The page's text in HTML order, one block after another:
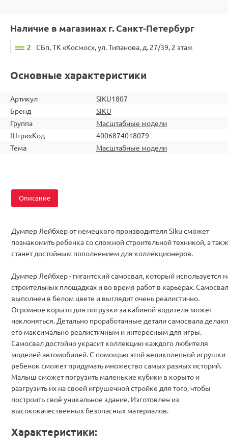
Наличие в магазинах г. Санкт-Петербург
2 СБп, ТК «Космос», ул. Типанова, д. 27/39, 2 этаж
Основные характеристики
Артикул
SIKU1807
Бренд
SIKU
Группа
Масштабные модели
ШтрихКод
4006874018079
Тема
Масштабные модели
Описание
Думпер Лейбхер от немецкого производителя Siku сможет
познакомить ребенка со сложной строительной техникой, а
станет достойным пополнением для коллекционеров.
Думпер Лейбхер - гигантский самосвал, который используется
строительных площадках и во время работ в карьерах. Самосвал
выполнен в белом цвете и выглядит очень реалистично.
Огромное корыто для погрузки за кабиной водителя может
наклоняться. Детально проработанные детали самосвала
его максимально реалистичным и интересным для игры.
Самосвал достойно украсит коллекцию каждого любителя
моделей автомобилей. С помощью этой великолепной игрушки
ребенок сможет придумать множество самых разных историй.
Малыш сможет погрузить маленькие кубики в корыто и
разгрузить их на своей игрушечной стройке для того, чтобы
построить своё уникальное здание. Изготовлен из
высококачественных безопасных материалов.
Характеристики: